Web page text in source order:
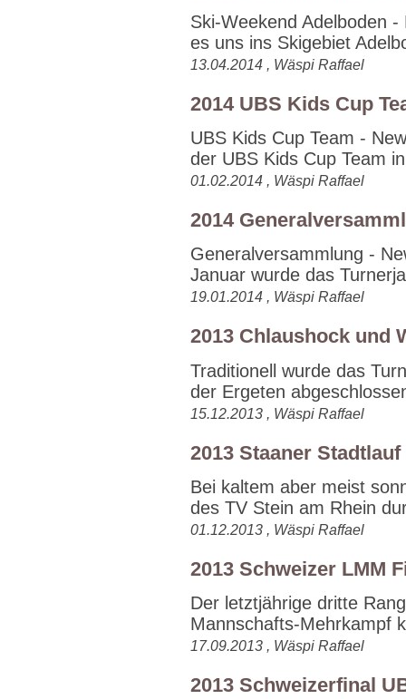
Ski-Weekend Adelboden
es uns ins Skigebiet
13.04.2014 , Wäspi Raffael
2014 UBS Kids Cup
UBS Kids Cup Team -
der UBS Kids Cup Team
01.02.2014 , Wäspi Raffael
2014
Generalversammlung -
Januar wurde das
19.01.2014 , Wäspi Raffael
2013 Chlaushock und
Traditionell wurde das
der Ergeten
15.12.2013 , Wäspi Raffael
2013 Staaner Stadtlauf
Bei kaltem aber meist
des TV Stein am Rhein
01.12.2013 , Wäspi Raffael
2013 Schweizer LMM
Der letztjährige dritte
Mannschafts-Mehrkampf
17.09.2013 , Wäspi Raffael
2013 Schweizerfinal